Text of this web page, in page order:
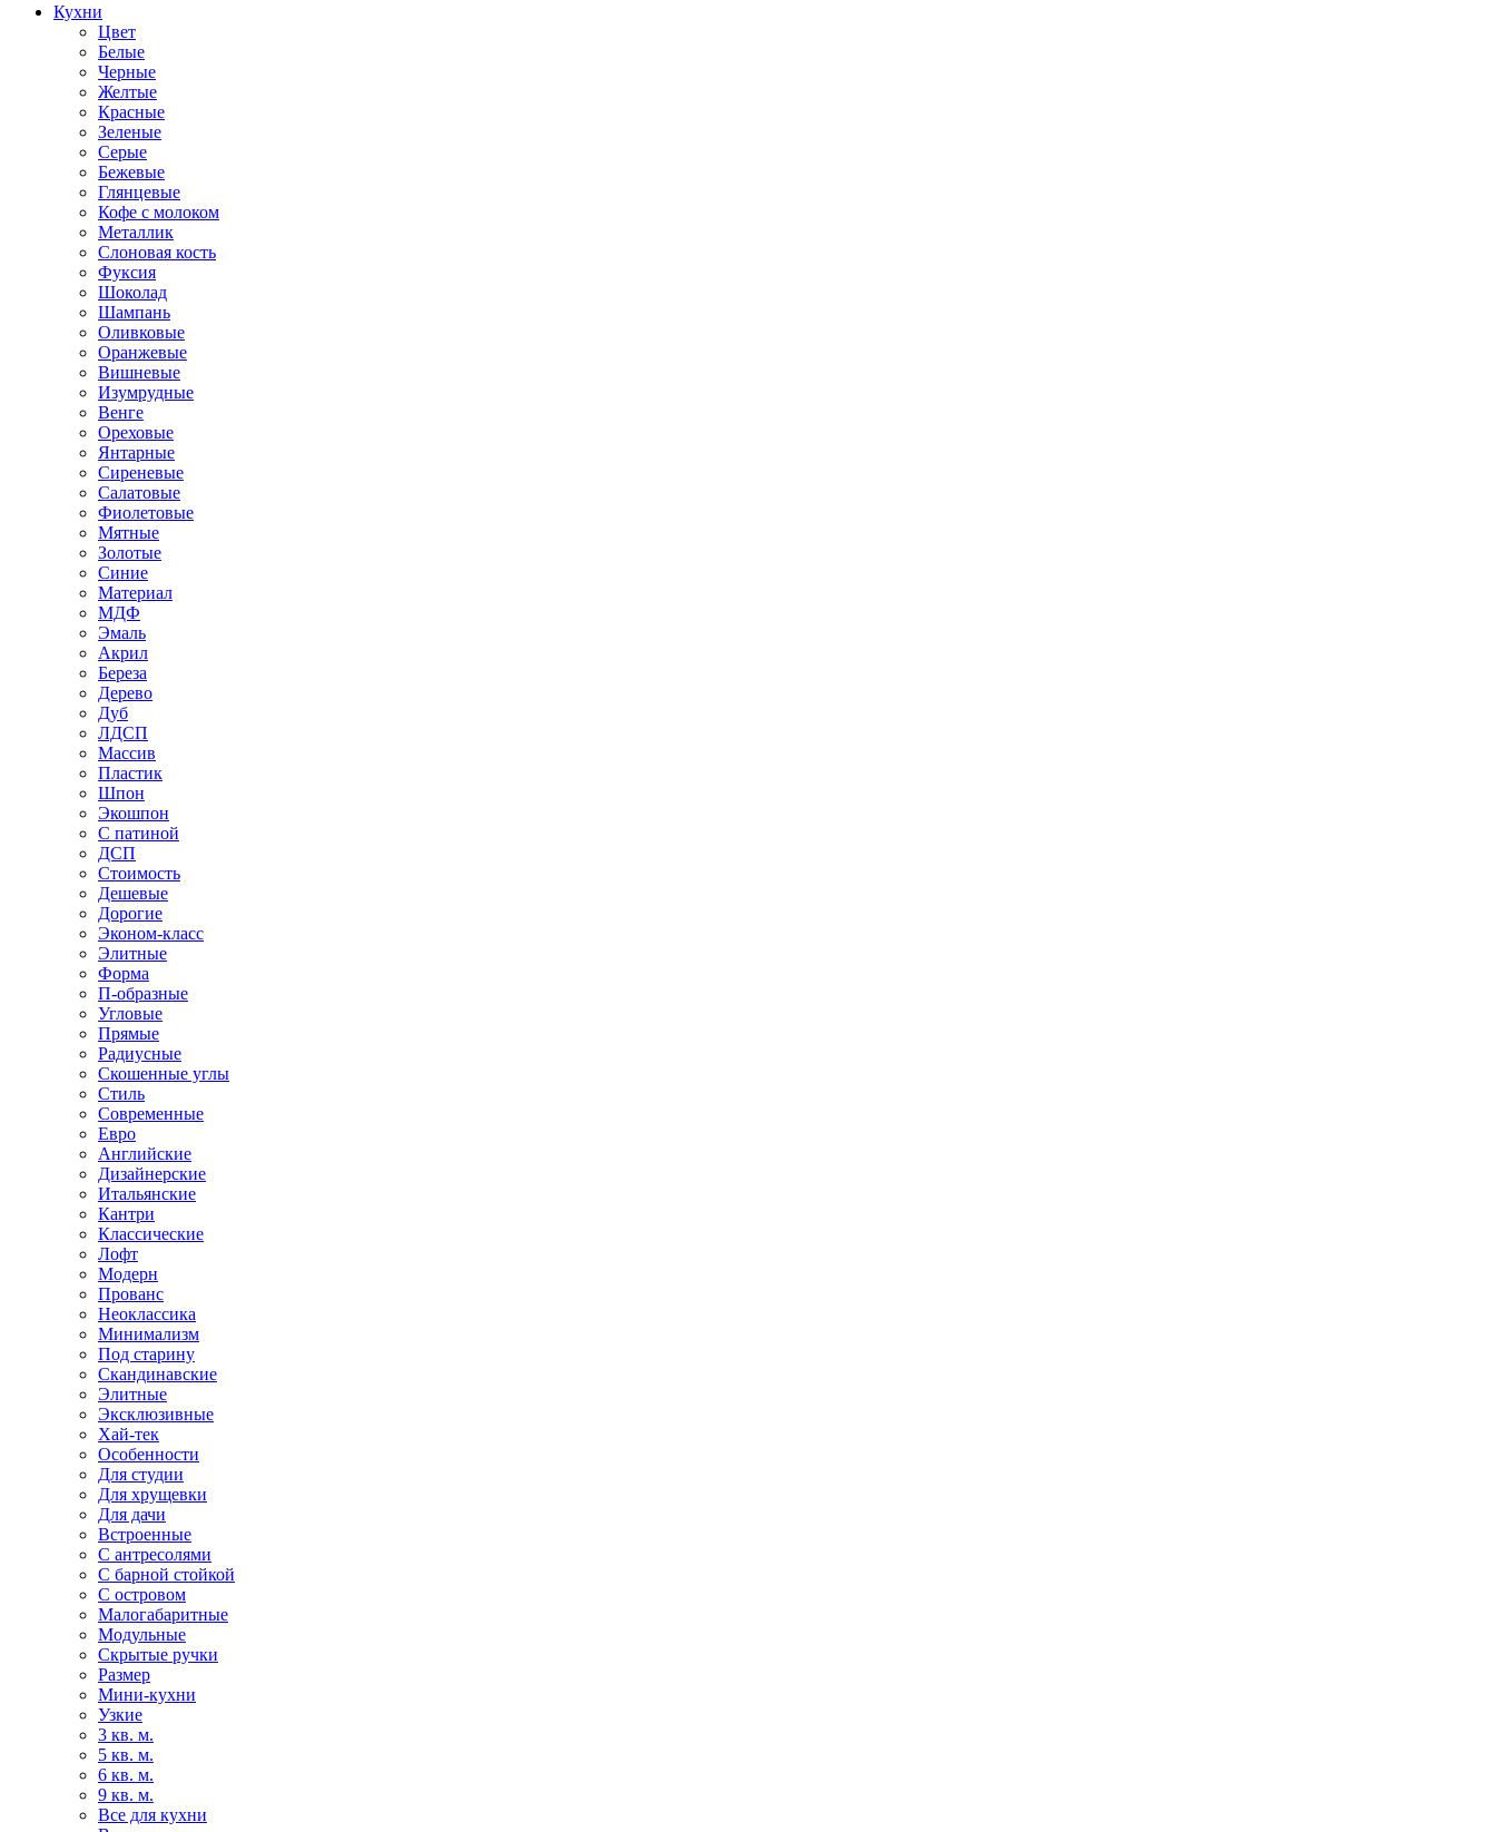
Кухни
Цвет
Белые
Черные
Желтые
Красные
Зеленые
Серые
Бежевые
Глянцевые
Кофе с молоком
Металлик
Слоновая кость
Фуксия
Шоколад
Шампань
Оливковые
Оранжевые
Вишневые
Изумрудные
Венге
Ореховые
Янтарные
Сиреневые
Салатовые
Фиолетовые
Мятные
Золотые
Синие
Материал
МДФ
Эмаль
Акрил
Береза
Дерево
Дуб
ЛДСП
Массив
Пластик
Шпон
Экошпон
С патиной
ДСП
Стоимость
Дешевые
Дорогие
Эконом-класс
Элитные
Форма
П-образные
Угловые
Прямые
Радиусные
Скошенные углы
Стиль
Современные
Евро
Английские
Дизайнерские
Итальянские
Кантри
Классические
Лофт
Модерн
Прованс
Неоклассика
Минимализм
Под старину
Скандинавские
Элитные
Эксклюзивные
Хай-тек
Особенности
Для студии
Для хрущевки
Для дачи
Встроенные
С антресолями
С барной стойкой
С островом
Малогабаритные
Модульные
Скрытые ручки
Размер
Мини-кухни
Узкие
3 кв. м.
5 кв. м.
6 кв. м.
9 кв. м.
Все для кухни